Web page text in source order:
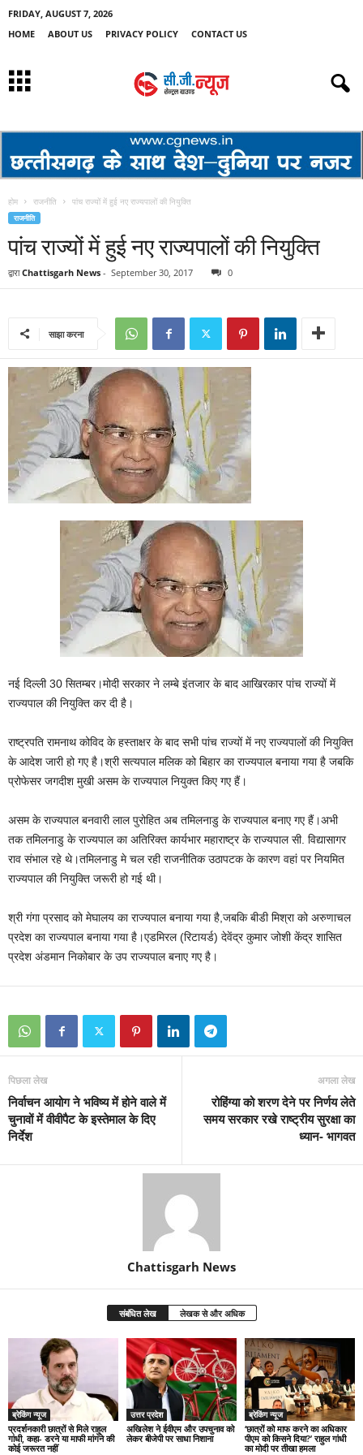
FRIDAY, AUGUST 7, 2026
HOME
ABOUT US PRIVACY POLICY CONTACT US
होम राजनीति पांच राज्यों में हुई नए राज्यपालों की नियुक्ति
राजनीति
पांच राज्यों में हुई नए राज्यपालों की नियुक्ति
द्वारा Chattisgarh News - September 30, 2017 0
साझा करना
नई दिल्ली 30 सितम्बर।मोदी सरकार ने लम्बे इंतजार के बाद आखिरकार पांच राज्यों में
राज्यपाल की नियुक्ति कर दी है।
राष्ट्रपति रामनाथ कोविद के हस्ताक्षर के बाद सभी पांच राज्यों में नए राज्यपालों की नियुक्ति
के आदेश जारी हो गए है।श्री सत्यपाल मलिक को बिहार का राज्यपाल बनाया गया है जबकि
प्रोफेसर जगदीश मुखी असम के राज्यपाल नियुक्त किए गए हैं।
असम के राज्यपाल बनवारी लाल पुरोहित अब तमिलनाडु के राज्यपाल बनाए गए हैं।अभी
तक तमिलनाडु के राज्यपाल का अतिरिक्त कार्यभार महाराष्ट्र के राज्यपाल सी. विद्यासागर
राव संभाल रहे थे।तमिलनाडु मे चल रही राजनीतिक उठापटक के कारण वहां पर नियमित
राज्यपाल की नियुक्ति जरूरी हो गई थी।
श्री गंगा प्रसाद को मेघालय का राज्यपाल बनाया गया है,जबकि बीडी मिश्रा को अरुणाचल
प्रदेश का राज्यपाल बनाया गया है।एडमिरल (रिटायर्ड) देवेंद्र कुमार जोशी केंद्र शासित
प्रदेश अंडमान निकोबार के उप राज्यपाल बनाए गए है।
पिछला लेख
निर्वाचन आयोग ने भविष्य में होने वाले में
चुनावों में वीवीपैट के इस्तेमाल के दिए
निर्देश
अगला लेख
रोहिंग्या को शरण देने पर निर्णय लेते
समय सरकार रखे राष्ट्रीय सुरक्षा का
ध्यान- भागवत
Chattisgarh News
संबंधित लेख लेखक से और अधिक
ब्रेकिंग न्यूज
प्रदर्शनकारी छात्रों से मिले राहुल
गांधी, कहा- डरने या माफी मांगने की
कोई जरूरत नहीं
उत्तर प्रदेश
अखिलेश ने ईवीएम और उपचुनाव को
लेकर बीजेपी पर साधा निशाना
ब्रेकिंग न्यूज
‘छात्रों को माफ करने का अधिकार
पीएम को किसने दिया?’ राहुल गांधी
का मोदी पर तीखा हमला